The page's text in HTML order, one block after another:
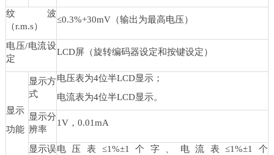
纹波
（r.m.s）
≤0.3%+30mV（输出为最高电压）
电压/电流设
定
LCD屏（旋转编码器设定和按键设定）
显示
功能
显示方
式
电压表为4位半LCD显示；
电流表为4位半LCD显示。
显示分
辨率
1V，0.01mA
显示误电压表≤1%±1个字、电流表≤1%±1个